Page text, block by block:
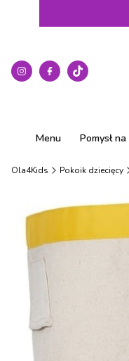
Menu Pomysł
Ola4Kids Pokoik dziecięcy